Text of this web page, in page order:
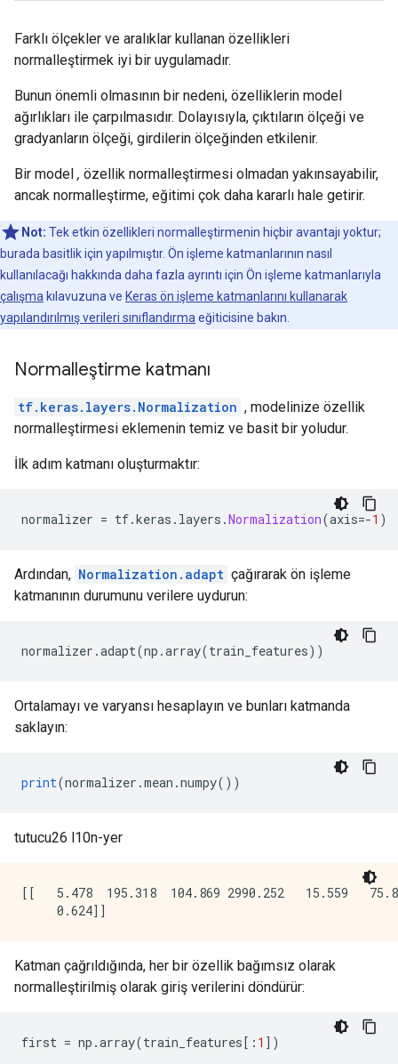
Farklı ölçekler ve aralıklar kullanan özellikleri
normalleştirmek iyi bir uygulamadır.
Bunun önemli olmasının bir nedeni, özelliklerin model
ağırlıkları ile çarpılmasıdır. Dolayısıyla, çıktıların ölçeği ve
gradyanların ölçeği, girdilerin ölçeğinden etkilenir.
Bir model , özellik normalleştirmesi olmadan yakınsayabilir,
ancak normalleştirme, eğitimi çok daha kararlı hale getirir.
Not: Tek etkin özellikleri normalleştirmenin hiçbir avantajı yoktur;
burada basitlik için yapılmıştır. Ön işleme katmanlarının nasıl
kullanılacağı hakkında daha fazla ayrıntı için Ön işleme katmanlarıyla
çalışma kılavuzuna ve Keras ön işleme katmanlarını kullanarak
yapılandırılmış verileri sınıflandırma eğiticisine bakın.
Normalleştirme katmanı
tf.keras.layers.Normalization , modelinize özellik
normalleştirmesi eklemenin temiz ve basit bir yoludur.
İlk adım katmanı oluşturmaktır:
normalizer = tf.keras . layers .Normalization(axis=-1 )
Ardından, Normalization.adapt çağırarak ön işleme
katmanının durumunu verilere uydurun:
normalizer .adapt(np .array(train_features))
Ortalamayı ve varyansı hesaplayın ve bunları katmanda
saklayın:
print(normalizer .mean .numpy())
tutucu26 l10n-yer
[[   5.478  195.318  104.869 2990.252   15.559
Katman çağrıldığında, her bir özellik bağımsız olarak
normalleştirilmiş olarak giriş verilerini döndürür:
first = np .array(train_features[: 1 ])